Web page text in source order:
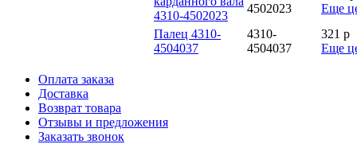
4310-4502023
4502023
Еще
Палец 4310-
4504037
4310-
4504037
321 p
Еще
Оплата заказа
Доставка
Возврат товара
Отзывы и предложения
Заказать звонок